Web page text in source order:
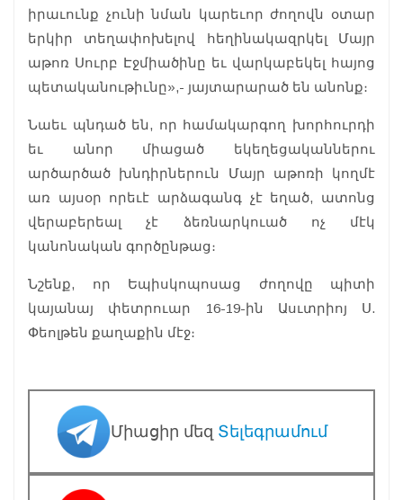
իրաւունք չունի նման կարեւոր ժողովն օտար
երկիր տեղափոխելով հեղինակազրկել Մայր
աթոռ Սուրբ Էջմիածինը եւ վարկաբեկել հայոց
պետականութիւնը»,- յայտարարած են անոնք։
Նաեւ պնդած են, որ համակարգող խորհուրդի
եւ անոր միացած եկեղեցականներու
արծարծած խնդիրներուն Մայր աթոռի կողմէ
առ այսօր որեւէ արձագանգ չէ եղած, ատոնց
վերաբերեալ չէ ձեռնարկուած ոչ մէկ
կանոնական գործընթաց։
Նշենք, որ Եպիսկոպոսաց ժողովը պիտի
կայանայ փետրուար 16-19-ին Ասւտրիոյ Ս.
Փեոլթեն քաղաքին մէջ։
Միացիր մեզ Տելեգրամում